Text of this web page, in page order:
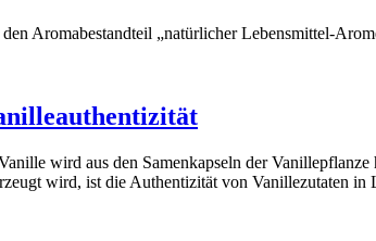
Aromabestandteil „natürlicher Lebensmittel-
wird aus den Samenkapseln der
wird, ist die Authentizität von Vanillezutaten in